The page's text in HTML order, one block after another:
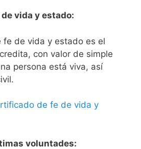
vida y estado:
fe de vida y estado es el
con valor de simple
persona está viva, así
de fe de vida y
voluntades: